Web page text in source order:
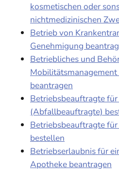
kosmetischen oder
nichtmedizinischen
Betrieb von
Genehmigung
Betriebliches und
beantragen
Betriebsbeauftragte
(Abfallbeauftragte)
Betriebsbeauftragte
bestellen
Betriebserlaubnis für
Apotheke beantragen